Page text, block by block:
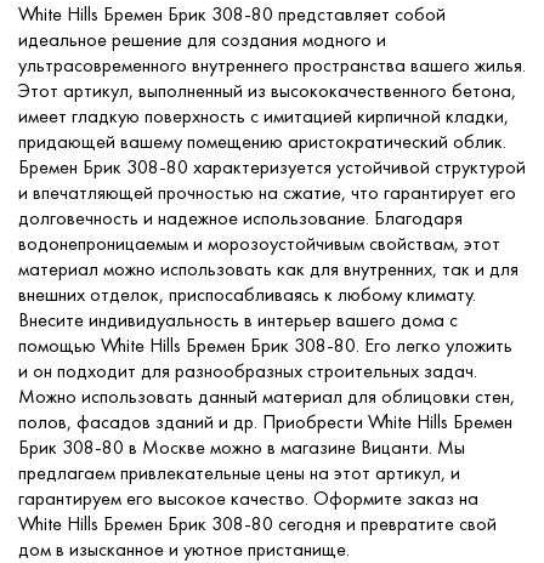
Контакты
White Hills Бремен Брик 308-80 представляет собой
идеальное решение для создания модного и
ультрасовременного внутреннего пространства вашего жилья.
Этот артикул, выполненный из высококачественного бетона,
имеет гладкую поверхность с имитацией кирпичной кладки,
придающей вашему помещению аристократический облик.
Бремен Брик 308-80 характеризуется устойчивой структурой
и впечатляющей прочностью на сжатие, что гарантирует его
долговечность и надежное использование. Благодаря
водонепроницаемым и морозоустойчивым свойствам, этот
материал можно использовать как для внутренних, так и для
внешних отделок, приспосабливаясь к любому климату.
Внесите индивидуальность в интерьер вашего дома с
помощью White Hills Бремен Брик 308-80. Его легко уложить
и он подходит для разнообразных строительных задач.
Можно использовать данный материал для облицовки стен,
полов, фасадов зданий и др. Приобрести White Hills Бремен
Брик 308-80 в Москве можно в магазине Вицанти. Мы
предлагаем привлекательные цены на этот артикул, и
гарантируем его высокое качество. Оформите заказ на
White Hills Бремен Брик 308-80 сегодня и превратите свой
дом в изысканное и уютное пристанище.